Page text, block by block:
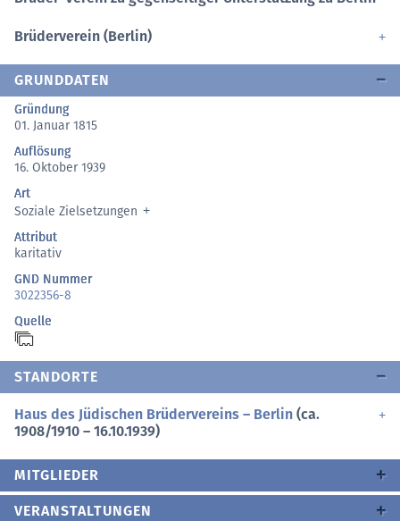
Brüderverein (Berlin)
GRUNDDATEN
Gründung
01. Januar 1815
Auflösung
16. Oktober 1939
Art
Soziale Zielsetzungen
Attribut
karitativ
GND Nummer
3022356-8
Quelle
STANDORTE
Haus des Jüdischen Brüdervereins – Berlin (ca.
1908/1910 – 16.10.1939)
MITGLIEDER
VERANSTALTUNGEN